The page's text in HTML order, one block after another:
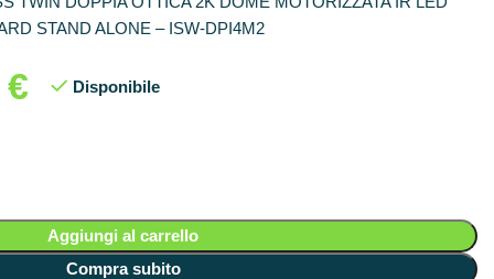
STAND ALONE – ISW-DPI4M2
€ Disponibile
Aggiungi al carrello
Compra subito